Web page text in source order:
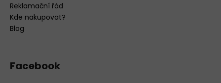
Reklamační řád
Kde nakupovat?
Blog
Facebook